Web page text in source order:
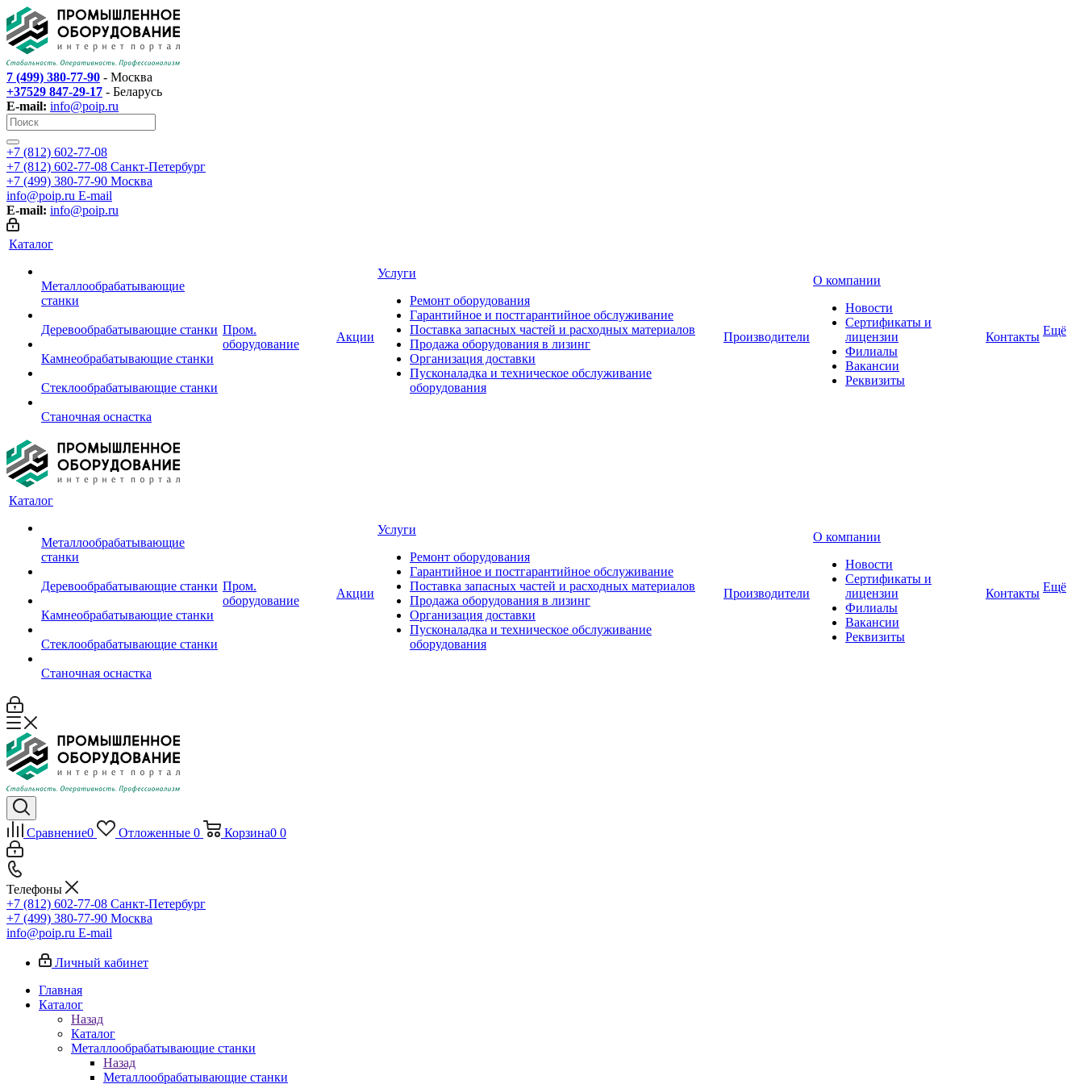
7 (499) 380-77-90 - Москва
+37529 847-29-17 - Беларусь
E-mail: info@poip.ru
+7 (812) 602-77-08
+7 (812) 602-77-08 Санкт-Петербург
+7 (499) 380-77-90 Москва
info@poip.ru E-mail
E-mail: info@poip.ru
Каталог
Металлообрабатывающие
станки
Деревообрабатывающие станки
Камнеобрабатывающие станки
Стеклообрабатывающие станки
Станочная оснастка
Пром.
оборудование
Акции
Услуги
Ремонт оборудования
Гарантийное и постгарантийное обслуживание
Поставка запасных частей и расходных материалов
Продажа оборудования в лизинг
Организация доставки
Пусконаладка и техническое обслуживание
оборудования
Производители
О компании
Новости
Сертификаты и
лицензии
Филиалы
Вакансии
Реквизиты
Контакты Ещё
Каталог
Металлообрабатывающие
станки
Деревообрабатывающие станки
Камнеобрабатывающие станки
Стеклообрабатывающие станки
Станочная оснастка
Пром.
оборудование
Акции
Услуги
Ремонт оборудования
Гарантийное и постгарантийное обслуживание
Поставка запасных частей и расходных материалов
Продажа оборудования в лизинг
Организация доставки
Пусконаладка и техническое обслуживание
оборудования
Производители
О компании
Новости
Сертификаты и
лицензии
Филиалы
Вакансии
Реквизиты
Контакты Ещё
Сравнение0 Отложенные 0 Корзина0 0
Телефоны
+7 (812) 602-77-08 Санкт-Петербург
+7 (499) 380-77-90 Москва
info@poip.ru E-mail
Личный кабинет
Главная
Каталог
Назад
Каталог
Металлообрабатывающие станки
Назад
Металлообрабатывающие станки